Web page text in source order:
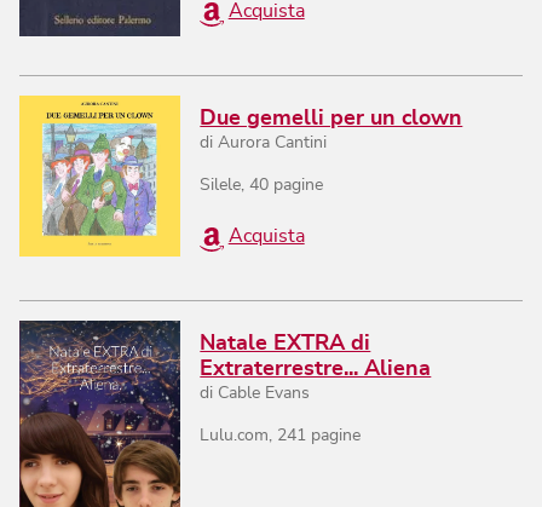
Acquista
Due gemelli per un clown
diAurora Cantini
Silele,40 pagine
Acquista
Natale EXTRA di
Extraterrestre... Aliena
di Cable Evans
Lulu.com, 241 pagine